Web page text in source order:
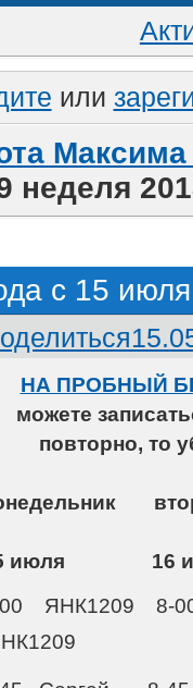
или
неделя
с 15
НА ПРОБНЫЙ
можете
повторно, то
июля 16
ЯНК1209 8-